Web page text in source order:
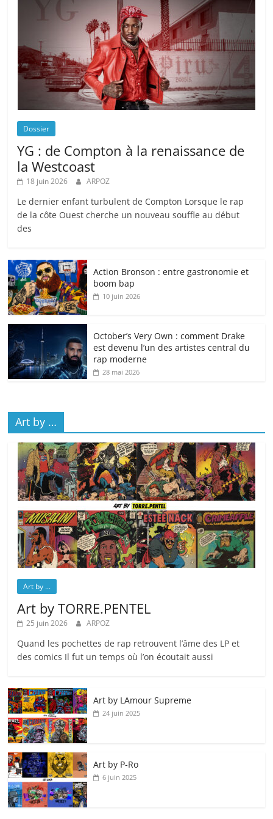
Dossier
YG : de Compton à la renaissance de
la Westcoast
18 juin 2026 ARPOZ
Le dernier enfant turbulent de Compton Lorsque le rap
de la côte Ouest cherche un nouveau souffle au début
des
Action Bronson : entre gastronomie et
boom bap
10 juin 2026
October’s Very Own : comment Drake
est devenu l’un des artistes central du
rap moderne
28 mai 2026
Art by …
Art by ...
Art by TORRE.PENTEL
25 juin 2026 ARPOZ
Quand les pochettes de rap retrouvent l’âme des LP et
des comics Il fut un temps où l’on écoutait aussi
Art by LAmour Supreme
24 juin 2025
Art by P‑Ro
6 juin 2025